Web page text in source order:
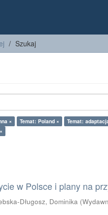
Szukaj
× Temat: Poland × Temat:
w Polsce i plany na
Długosz, Dominika (